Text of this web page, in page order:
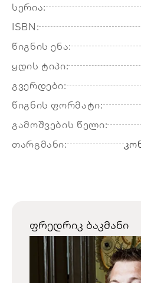
სერია:
ISBN:
წიგნის ენა:
ყდის ტიპი:
გვერდები:
წიგნის ფორმატი:
გამოშვების წელი:
თარგმანი:
ფრედრიკ ბაკმანი